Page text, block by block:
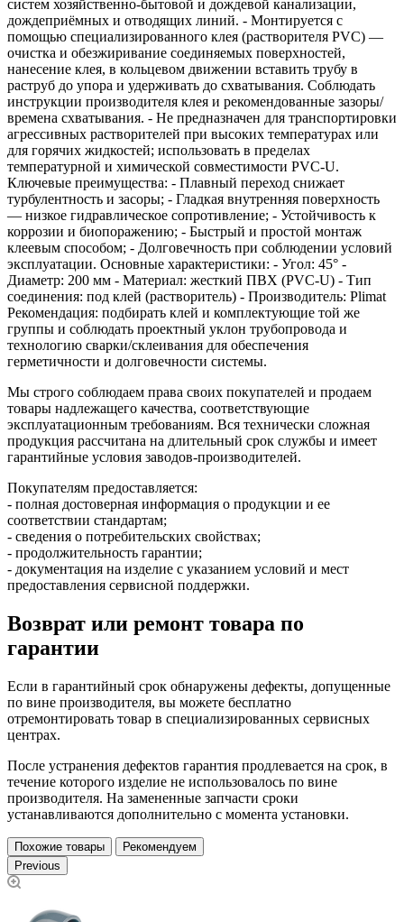
систем хозяйственно-бытовой и дождевой канализации,
дождеприёмных и отводящих линий. - Монтируется с
помощью специализированного клея (растворителя PVC) —
очистка и обезжиривание соединяемых поверхностей,
нанесение клея, в кольцевом движении вставить трубу в
раструб до упора и удерживать до схватывания. Соблюдать
инструкции производителя клея и рекомендованные зазоры/
времена схватывания. - Не предназначен для транспортировки
агрессивных растворителей при высоких температурах или
для горячих жидкостей; использовать в пределах
температурной и химической совместимости PVC-U.
Ключевые преимущества: - Плавный переход снижает
турбулентность и засоры; - Гладкая внутренняя поверхность
— низкое гидравлическое сопротивление; - Устойчивость к
коррозии и биопоражению; - Быстрый и простой монтаж
клеевым способом; - Долговечность при соблюдении условий
эксплуатации. Основные характеристики: - Угол: 45° -
Диаметр: 200 мм - Материал: жесткий ПВХ (PVC-U) - Тип
соединения: под клей (растворитель) - Производитель: Plimat
Рекомендация: подбирать клей и комплектующие той же
группы и соблюдать проектный уклон трубопровода и
технологию сварки/склеивания для обеспечения
герметичности и долговечности системы.
Мы строго соблюдаем права своих покупателей и продаем
товары надлежащего качества, соответствующие
эксплуатационным требованиям. Вся технически сложная
продукция рассчитана на длительный срок службы и имеет
гарантийные условия заводов-производителей.
Покупателям предоставляется:
- полная достоверная информация о продукции и ее
соответствии стандартам;
- сведения о потребительских свойствах;
- продолжительность гарантии;
- документация на изделие с указанием условий и мест
предоставления сервисной поддержки.
Возврат или ремонт товара по
гарантии
Если в гарантийный срок обнаружены дефекты, допущенные
по вине производителя, вы можете бесплатно
отремонтировать товар в специализированных сервисных
центрах.
После устранения дефектов гарантия продлевается на срок, в
течение которого изделие не использовалось по вине
производителя. На замененные запчасти сроки
устанавливаются дополнительно с момента установки.
Похожие товары
Рекомендуем
Previous